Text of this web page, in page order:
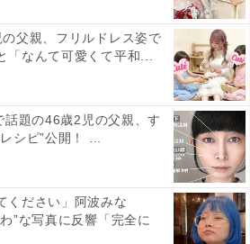
父親、フリルドレス姿で
「なんて可愛くて平和...
話題の46歳2児の父親、す
シピ”公開！ ...
ください」阿波みな
”な写真に反響「完全に